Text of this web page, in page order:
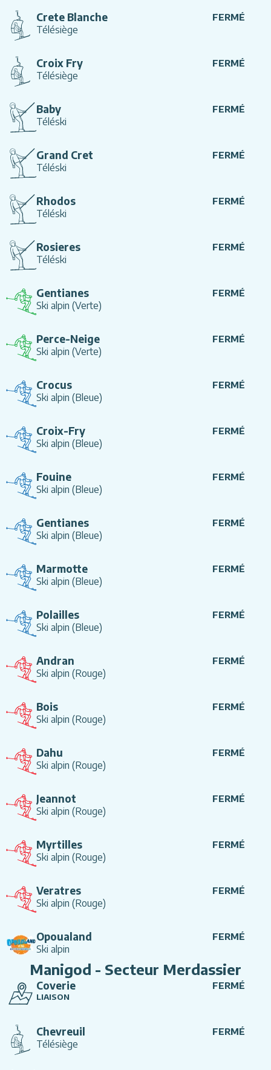
Crete Blanche FERMÉ
Télésiège
Croix Fry FERMÉ
Télésiège
Baby FERMÉ
Téléski
Grand Cret FERMÉ
Téléski
Rhodos FERMÉ
Téléski
Rosieres FERMÉ
Téléski
Gentianes FERMÉ
Ski alpin (Verte)
Perce-Neige FERMÉ
Ski alpin (Verte)
Crocus FERMÉ
Ski alpin (Bleue)
Croix-Fry FERMÉ
Ski alpin (Bleue)
Fouine FERMÉ
Ski alpin (Bleue)
Gentianes FERMÉ
Ski alpin (Bleue)
Marmotte FERMÉ
Ski alpin (Bleue)
Polailles FERMÉ
Ski alpin (Bleue)
Andran FERMÉ
Ski alpin (Rouge)
Bois FERMÉ
Ski alpin (Rouge)
Dahu FERMÉ
Ski alpin (Rouge)
Jeannot FERMÉ
Ski alpin (Rouge)
Myrtilles FERMÉ
Ski alpin (Rouge)
Veratres FERMÉ
Ski alpin (Rouge)
Opoualand FERMÉ
Ski alpin
Manigod - Secteur Merdassier
Coverie FERMÉ
LIAISON
Chevreuil FERMÉ
Télésiège